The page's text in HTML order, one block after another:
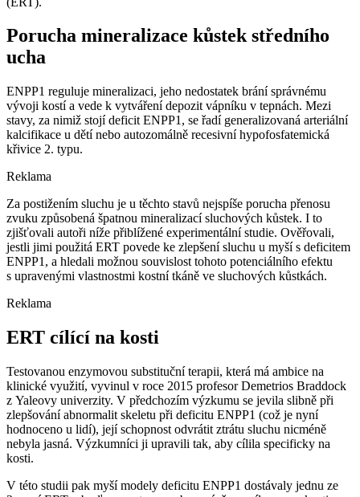
Porucha mineralizace kůstek středního
ucha
ENPP1 reguluje mineralizaci, jeho nedostatek brání správnému
vývoji kostí a vede k vytváření depozit vápníku v tepnách. Mezi
stavy, za nimiž stojí deficit ENPP1, se řadí generalizovaná arteriální
kalcifikace u dětí nebo autozomálně recesivní hypofosfatemická
křivice 2. typu.
Reklama
Za postižením sluchu je u těchto stavů nejspíše porucha přenosu
zvuku způsobená špatnou mineralizací sluchových kůstek. I to
zjišťovali autoři níže přiblížené experimentální studie. Ověřovali,
jestli jimi použitá ERT povede ke zlepšení sluchu u myší s deficitem
ENPP1, a hledali možnou souvislost tohoto potenciálního efektu
s upravenými vlastnostmi kostní tkáně ve sluchových kůstkách.
Reklama
ERT cílící na kosti
Testovanou enzymovou substituční terapii, která má ambice na
klinické využití, vyvinul v roce 2015 profesor Demetrios Braddock
z Yaleovy univerzity. V předchozím výzkumu se jevila slibně při
zlepšování abnormalit skeletu při deficitu ENPP1 (což je nyní
hodnoceno u lidí), její schopnost odvrátit ztrátu sluchu nicméně
nebyla jasná. Výzkumníci ji upravili tak, aby cílila specificky na
kosti.
V této studii pak myší modely deficitu ENPP1 dostávaly jednu ze